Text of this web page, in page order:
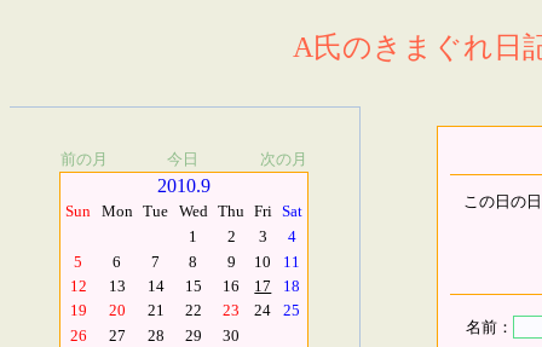
A氏のきまぐれ日
前の月 今日 次の月
2010.9
Sun Mon Tue Wed Thu Fri Sat
1
2 3
4
5
6 7 8 9 10
11
12
13 14 15 16 17
18
19
20 21 22 23 24
25
26
27 28 29 30
この日の
名前：